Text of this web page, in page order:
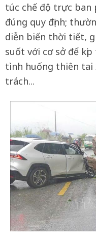
túc chế độ trực ban
đúng quy định;
diễn biến thời tiết,
suốt với cơ sở để
tình huống thiên tai
trách...